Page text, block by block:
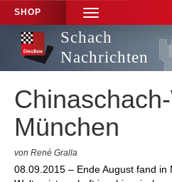
SHOP
TOGGLE
NAVIGATION
Schach
Nachrichten
München
von René Gralla
08.09.2015 – Ende August fand in